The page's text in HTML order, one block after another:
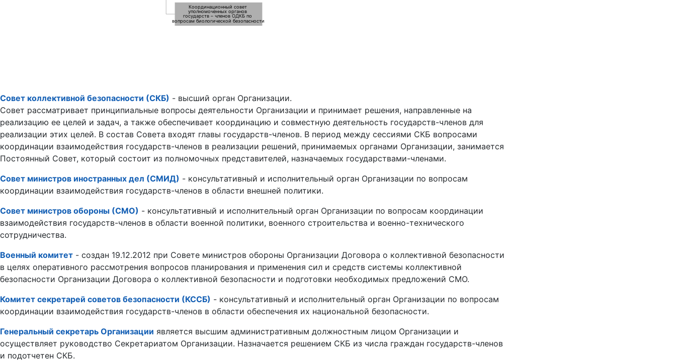
Координационный совет
уполномоченных органов
государств – членов ОДКБ по
вопросам биологической безопасности
Совет коллективной безопасности (СКБ) - высший орган Организации.
Совет рассматривает принципиальные вопросы деятельности Организации и принимает решения, направленные на
реализацию ее целей и задач, а также обеспечивает координацию и совместную деятельность государств-членов для
реализации этих целей. В состав Совета входят главы государств-членов. В период между сессиями СКБ вопросами
координации взаимодействия государств-членов в реализации решений, принимаемых органами Организации, занимается
Постоянный Совет, который состоит из полномочных представителей, назначаемых государствами-членами.
Совет министров иностранных дел (СМИД) - консультативный и исполнительный орган Организации по вопросам
координации взаимодействия государств-членов в области внешней политики.
Совет министров обороны (СМО) - консультативный и исполнительный орган Организации по вопросам координации
взаимодействия государств-членов в области военной политики, военного строительства и военно-технического
сотрудничества.
Военный комитет - создан 19.12.2012 при Совете министров обороны Организации Договора о коллективной безопасности
в целях оперативного рассмотрения вопросов планирования и применения сил и средств системы коллективной
безопасности Организации Договора о коллективной безопасности и подготовки необходимых предложений СМО.
Комитет секретарей советов безопасности (КССБ) - консультативный и исполнительный орган Организации по вопросам
координации взаимодействия государств-членов в области обеспечения их национальной безопасности.
Генеральный секретарь Организации является высшим административным должностным лицом Организации и
осуществляет руководство Секретариатом Организации. Назначается решением СКБ из числа граждан государств-членов
и подотчетен СКБ.